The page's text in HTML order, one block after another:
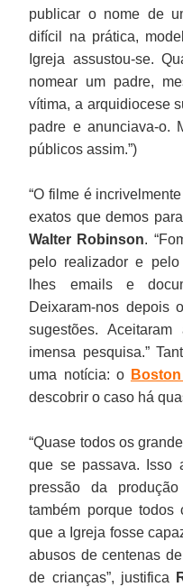
publicar o nome de
difícil na prática,
Igreja assustou-se.
nomear um padre,
vítima, a arquidiocese
padre e anunciava-o.
públicos assim.”)
“O filme é
exatos que demos
Walter Robinson.
pelo realizador e pelo
lhes emails e
Deixaram-nos depois
sugestões.
imensa pesquisa.”
uma notícia: o
descobrir o caso há
“Quase todos os
que se passava. Isso
pressão da
também porque todos
que a Igreja fosse
abusos de centenas
de crianças”, justifica